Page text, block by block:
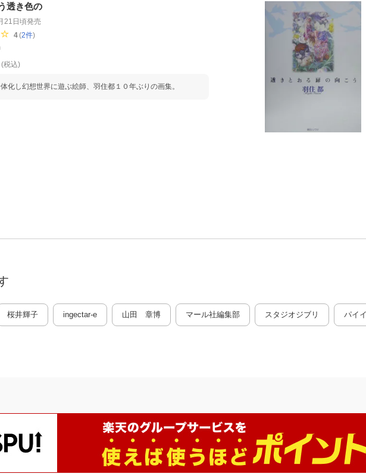
透き色の
21日頃発売
4(2件)
(税込)
化し幻想世界に遊ぶ絵師、羽住都１０年ぶりの画集。
桜井輝子 ingectar-e 山田 章博 マール社編集部 スタジオジブリ パイ